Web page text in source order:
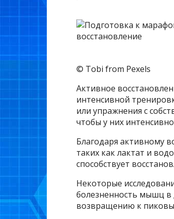
© Tobi from Pexels
Активное
интенсивной
или упражнения с
чтобы у них
Благодаря активному
таких как лактат и
способствует
Некоторые
болезненность мышц в
возвращению к